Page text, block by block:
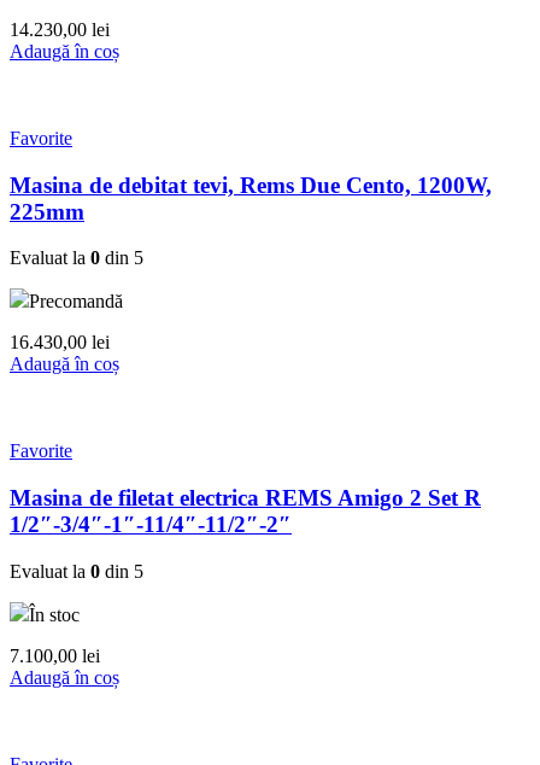
14.230,00 lei
Adaugă în coș
Favorite
Masina de debitat tevi, Rems Due Cento, 1200W,
225mm
Evaluat la 0 din 5
Precomandă
16.430,00 lei
Adaugă în coș
Favorite
Masina de filetat electrica REMS Amigo 2 Set R
1/2″-3/4″-1″-11/4″-11/2″-2″
Evaluat la 0 din 5
În stoc
7.100,00 lei
Adaugă în coș